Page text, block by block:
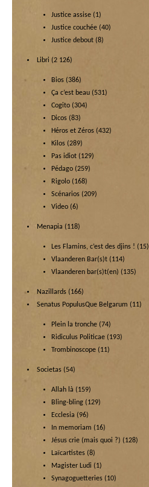
Justice assise (1)
Justice couchée (40)
Justice debout (8)
Libri (2 126)
Bios (386)
Ça c’est beau (531)
Cogito (304)
Dicos (83)
Héros et Zéros (432)
Kilos (289)
Pas idiot (129)
Pédago (259)
Rigolo (168)
Scénarios (209)
Video (6)
Menapia (118)
Les Flamins, c’est des djins ! (15)
Vlaanderen Bar(s)t (114)
Vlaanderen bar(s)t(en) (135)
Nazillards (166)
Senatus PopulusQue Belgarum (11)
Plein la tronche (74)
Ridiculus Politicae (193)
Trombinoscope (11)
Societas (54)
Allah là (159)
Bling-bling (129)
Ecclesia (96)
In memoriam (16)
Jésus crie (mais quoi ?) (128)
Laïcartistes (8)
Magister Ludi (1)
Synagoguetteries (10)